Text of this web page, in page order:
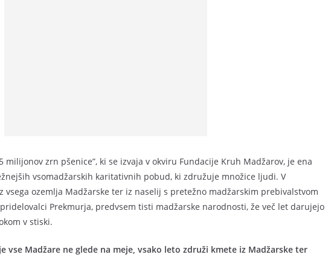
milijonov zrn pšenice”, ki se izvaja v okviru Fundacije Kruh Madžarov, je ena
vsomadžarskih karitativnih pobud, ki združuje množice ljudi. V
vsega ozemlja Madžarske ter iz naselij s pretežno madžarskim prebivalstvom
Prekmurja, predvsem tisti madžarske narodnosti, že več let darujejo
v stiski.
vse Madžare ne glede na meje, vsako leto združi kmete iz Madžarske ter